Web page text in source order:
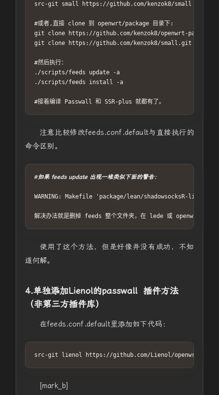
src-git small https://github.com/kenzok8/small
#或者,直接 clone 到 openwrt/package 目录下:
git clone https://github.com/kenzok8/openwrt-
git clone https://github.com/kenzok8/small.git
#然后执行：
./scripts/feeds update -a
./scripts/feeds install -a
#接着编译 Passwall 和 SSR-plus 就都有了。
注意比较修改feeds.conf.default与直接执行的
命令区别。
#如果 feeds update 出现一堆类似下面的警告：
WARNING: Makefile 'package/lean/shadowsocksR-
解决办法就是删掉 feeds 整个文件夹，在 lede 或 openwrt 目
使用了这个方法，但是好像并没有成功，不知
道何解。
4.单独添加Lienol的passwall 插件方法
（非第三方插件库）
在feeds.conf.default里添加如下代码：
[mark_b]